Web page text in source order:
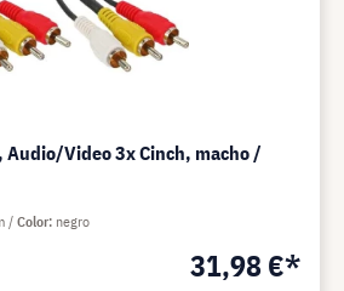
Audio/Video 3x Cinch, macho /
31,98 €*
Color negro